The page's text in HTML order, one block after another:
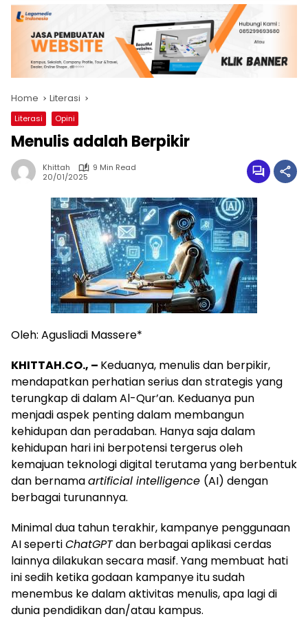
Home Literasi
Literasi Opini
Menulis adalah Berpikir
Khittah
9 Min Read
20/01/2025
Oleh: Agusliadi Massere*
KHITTAH.CO., – Keduanya, menulis dan berpikir,
mendapatkan perhatian serius dan strategis yang
terungkap di dalam Al-Qur’an. Keduanya pun
menjadi aspek penting dalam membangun
kehidupan dan peradaban. Hanya saja dalam
kehidupan hari ini berpotensi tergerus oleh
kemajuan teknologi digital terutama yang berbentuk
dan bernamaartificial intelligence (AI) dengan
berbagai turunannya.
Minimal dua tahun terakhir, kampanye penggunaan
AI sepertiChatGPTdan berbagai aplikasi cerdas
lainnya dilakukan secara masif. Yang membuat hati
ini sedih ketika godaan kampanye itu sudah
menembus ke dalam aktivitas menulis, apa lagi di
dunia pendidikan dan/atau kampus.